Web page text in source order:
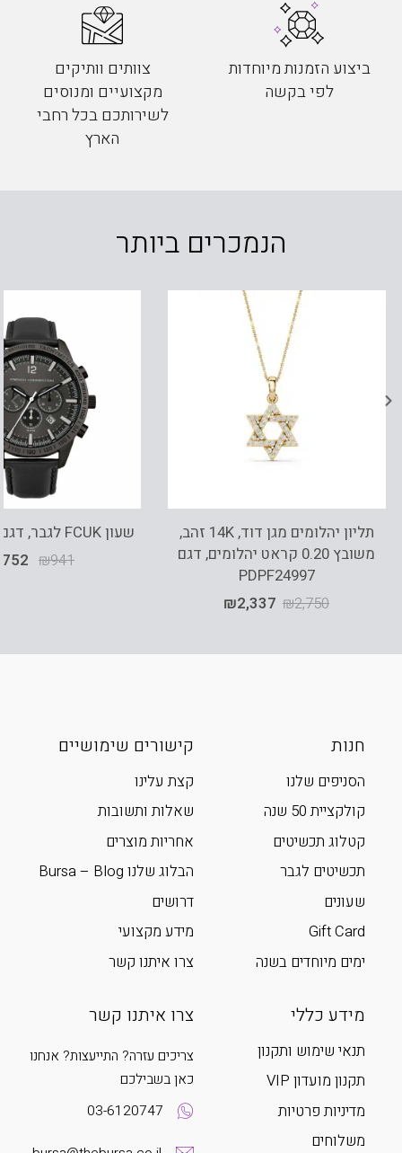
ביצוע הזמנות מיוחדות
לפי בקשה
צוותים וותיקים
מקצועיים ומנוסים
לשירותכם בכל רחבי
הארץ
הנמכרים ביותר
תליון יהלומים מגן דוד, 14K זהב,
משובץ 0.20 קראט יהלומים, דגם
PDPF24997
₪2,750
₪2,337
שעון FCUK לגבר, דגם FC1236BB
₪941
752
חנות
הסניפים שלנו
קולקציית 50 שנה
קטלוג תכשיטים
תכשיטים לגבר
שעונים
Gift Card
ימים מיוחדים בשנה
קישורים שימושיים
קצת עלינו
שאלות ותשובות
אחריות מוצרים
הבלוג שלנו Bursa – Blog
דרושים
מידע מקצועי
צרו איתנו קשר
מידע כללי
תנאי שימוש ותקנון
תקנון מועדון VIP
מדיניות פרטיות
משלוחים
צרו איתנו קשר
צריכים עזרה? התייעצות? אנחנו
כאן בשבילכם
03-6120747